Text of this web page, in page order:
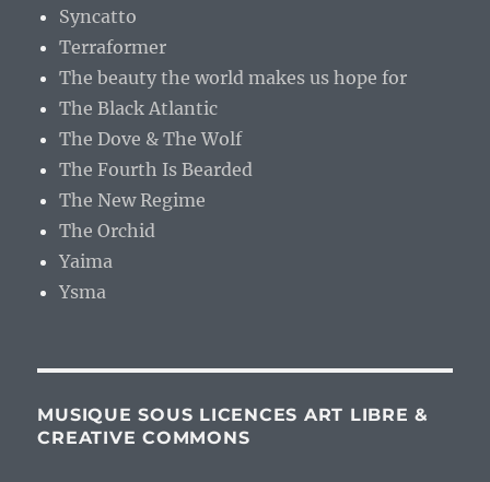
Syncatto
Terraformer
The beauty the world makes us hope for
The Black Atlantic
The Dove & The Wolf
The Fourth Is Bearded
The New Regime
The Orchid
Yaima
Ysma
MUSIQUE SOUS LICENCES ART LIBRE &
CREATIVE COMMONS